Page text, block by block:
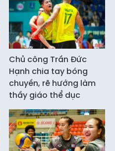
Chủ công Trần Đức
Hạnh chia tay bóng
chuyền, rẽ hướng làm
thầy giáo thể dục